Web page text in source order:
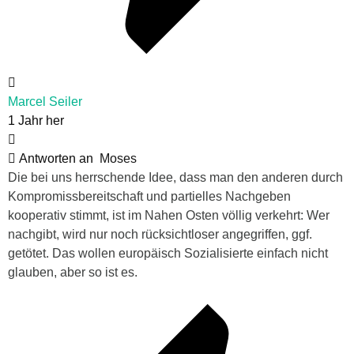
Marcel Seiler
1 Jahr her
Antworten an
Moses
Die bei uns herrschende Idee, dass man den anderen durch
Kompromissbereitschaft und partielles Nachgeben
kooperativ stimmt, ist im Nahen Osten völlig verkehrt: Wer
nachgibt, wird nur noch rücksichtloser angegriffen, ggf.
getötet. Das wollen europäisch Sozialisierte einfach nicht
glauben, aber so ist es.